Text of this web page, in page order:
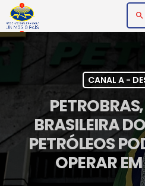
search
CANAL A -
BRASILEIRA
PETRÓLEOS
OPERAR